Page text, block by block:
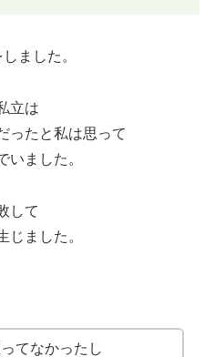
ました。
立は
ったと私は思って
いました。
して
じました。
てなかったし